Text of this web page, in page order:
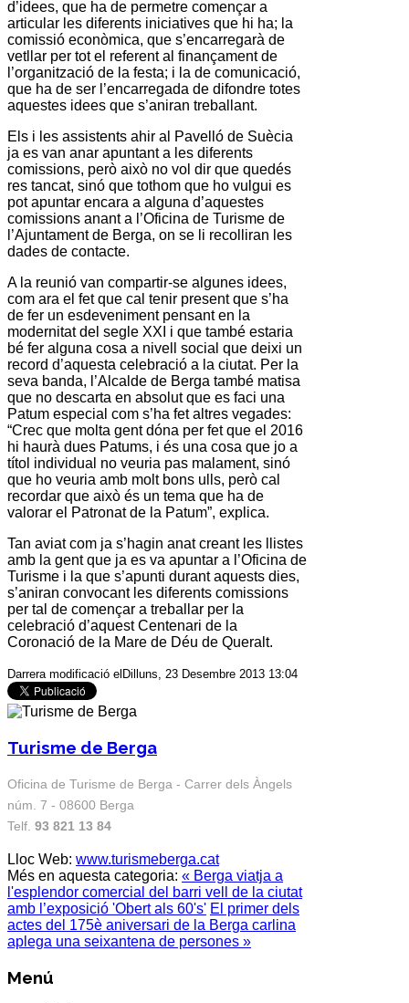
d’idees, que ha de permetre començar a
articular les diferents iniciatives que hi ha; la
comissió econòmica, que s’encarregarà de
vetllar per tot el referent al finançament de
l’organització de la festa; i la de comunicació,
que ha de ser l’encarregada de difondre totes
aquestes idees que s’aniran treballant.
Els i les assistents ahir al
Pavelló de Suècia
ja es van anar apuntant a les diferents
comissions, però això no vol dir que quedés
res tancat, sinó que tothom que ho vulgui es
pot apuntar encara a alguna d’aquestes
comissions anant a l’Oficina de Turisme de
l’Ajuntament de Berga, on se li recolliran les
dades de contacte.
A la reunió van compartir-se algunes idees,
com ara el fet que cal tenir present que s’ha
de fer un esdeveniment pensant en la
modernitat del segle XXI i que també estaria
bé fer alguna cosa a nivell social que deixi un
record d’aquesta celebració a la ciutat. Per la
seva banda, l’Alcalde de Berga també matisa
que no descarta en absolut que es faci una
Patum especial com s’ha fet altres vegades:
“Crec que molta gent dóna per fet que el 2016
hi haurà dues Patums, i és una cosa que jo a
títol individual no veuria pas malament, sinó
que ho veuria amb molt bons ulls, però cal
recordar que això és un tema que ha de
valorar el Patronat de la Patum”, explica.
Tan aviat com ja s’hagin anat creant les llistes
amb la gent que ja es va apuntar a l’Oficina de
Turisme i la que s’apunti durant aquests dies,
s’aniran convocant les diferents comissions
per tal de començar a treballar per la
celebració d’aquest Centenari de la
Coronació de la Mare de Déu de Queralt.
Darrera modificació elDilluns, 23 Desembre 2013 13:04
Turisme de Berga
Oficina de Turisme de Berga - Carrer dels Àngels
núm. 7 - 08600 Berga
Telf. 93 821 13 84
Lloc Web: www.turismeberga.cat
Més en aquesta categoria: « Berga viatja a
l'esplendor comercial del barri vell de la ciutat
amb l’exposició 'Obert als 60's' El primer dels
actes del 175è aniversari de la Berga carlina
aplega una seixantena de persones »
Menú